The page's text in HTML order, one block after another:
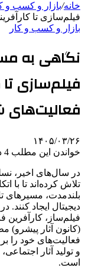
خانه/بازار و کسب و
فیلم‌سازی تا
بازار و کسب و کار
نگاهی به
فیلم‌سازی
۱۴۰۵/۰۳/۲۶
خواندن این مطلب 4 دقیقه زمان میبرد
در سال‌های اخیر،
تلاش کرده‌اند تا با
بلندمدت، مسیرهای
دیجیتال ایجاد کنند.
فیلم‌ساز،
(کانون آثار
فعالیت‌های خود را
و تولید آثار
است.